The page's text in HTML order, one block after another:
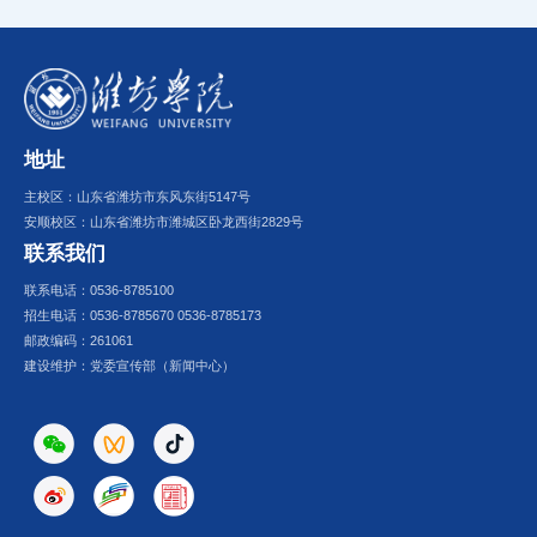
地址
主校区：山东省潍坊市东风东街5147号
安顺校区：山东省潍坊市潍城区卧龙西街2829号
联系我们
联系电话：0536-8785100
招生电话：0536-8785670 0536-8785173
邮政编码：261061
建设维护：党委宣传部（新闻中心）